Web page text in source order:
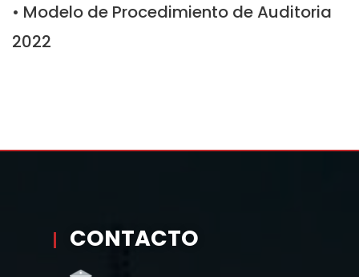
• Modelo de Procedimiento de Auditoria
2022
CONTACTO